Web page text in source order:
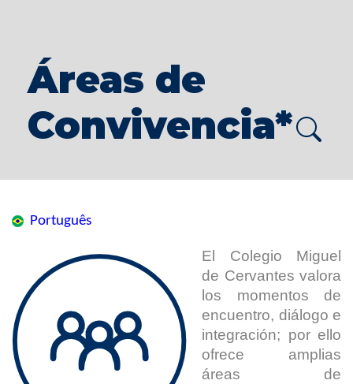
Áreas de
Convivencia*
Português
El Colegio Miguel
de Cervantes valora
los momentos de
encuentro, diálogo e
integración; por ello
ofrece amplias
áreas de